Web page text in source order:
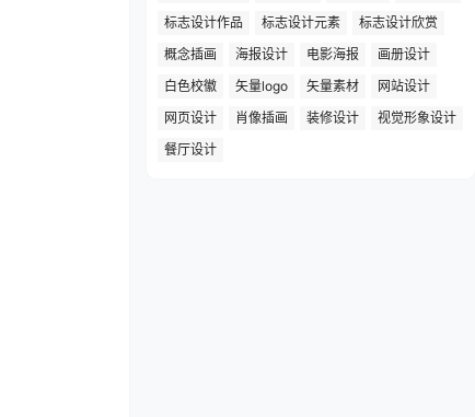
标志设计作品
标志设计元素
标志设计欣赏
概念插画
海报设计 电影海报
画册设计
白色校徽
矢量logo 矢量素材
网站设计
网页设计
肖像插画 装修设计
视觉形象设计
餐厅设计